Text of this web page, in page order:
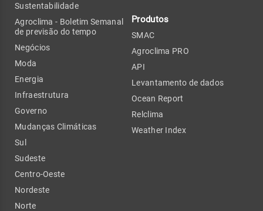
Sustentabilidade
Agroclima - Boletim Semanal
de previsão do tempo
Negócios
Moda
Energia
Infraestrutura
Governo
Mudanças Climáticas
Sul
Sudeste
Centro-Oeste
Nordeste
Norte
Produtos
SMAC
Agroclima PRO
API
Levantamento de dados
Ocean Report
Relclima
Weather Index